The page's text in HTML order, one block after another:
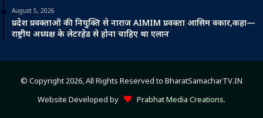
August 5, 2026
प्रदेश प्रवक्ताओं की नियुक्ति से नाराज AIMIM प्रवक्ता आसिम वकार,कहा—
राष्ट्रीय अध्यक्ष के लेटरहेड से होना चाहिए था एलान
© Copyright 2026, All Rights Reserved to BharatSamacharTV.IN
Website Developed by
Prabhat Media Creations.